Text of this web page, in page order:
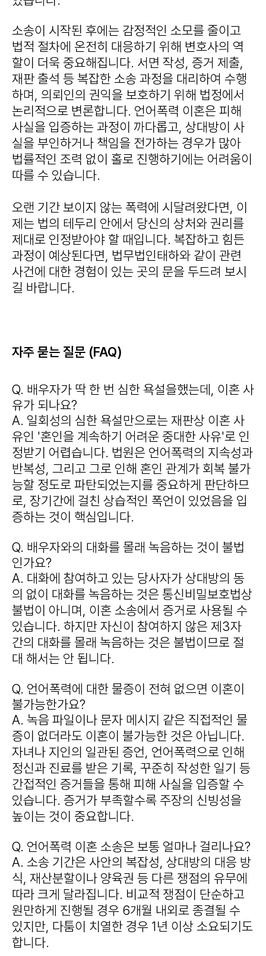
소송이 시작된 후에는 감정적인 소모를 줄이고
법적 절차에 온전히 대응하기 위해 변호사의 역
할이 더욱 중요해집니다. 서면 작성, 증거 제출,
재판 출석 등 복잡한 소송 과정을 대리하여 수행
하며, 의뢰인의 권익을 보호하기 위해 법정에서
논리적으로 변론합니다. 언어폭력 이혼은 피해
사실을 입증하는 과정이 까다롭고, 상대방이 사
실을 부인하거나 책임을 전가하는 경우가 많아
법률적인 조력 없이 홀로 진행하기에는 어려움이
따를 수 있습니다.
오랜 기간 보이지 않는 폭력에 시달려왔다면, 이
제는 법의 테두리 안에서 당신의 상처와 권리를
제대로 인정받아야 할 때입니다. 복잡하고 힘든
과정이 예상된다면, 법무법인태하와 같이 관련
사건에 대한 경험이 있는 곳의 문을 두드려 보시
길 바랍니다.
자주 묻는 질문 (FAQ)
Q. 배우자가 딱 한 번 심한 욕설을했는데, 이혼 사
유가 되나요?
A. 일회성의 심한 욕설만으로는 재판상 이혼 사
유인 '혼인을 계속하기 어려운 중대한 사유'로 인
정받기 어렵습니다. 법원은 언어폭력의 지속성과
반복성, 그리고 그로 인해 혼인 관계가 회복 불가
능할 정도로 파탄되었는지를 중요하게 판단하므
로, 장기간에 걸친 상습적인 폭언이 있었음을 입
증하는 것이 핵심입니다.
Q. 배우자와의 대화를 몰래 녹음하는 것이 불법
인가요?
A. 대화에 참여하고 있는 당사자가 상대방의 동
의 없이 대화를 녹음하는 것은 통신비밀보호법상
불법이 아니며, 이혼 소송에서 증거로 사용될 수
있습니다. 하지만 자신이 참여하지 않은 제3자
간의 대화를 몰래 녹음하는 것은 불법이므로 절
대 해서는 안 됩니다.
Q. 언어폭력에 대한 물증이 전혀 없으면 이혼이
불가능한가요?
A. 녹음 파일이나 문자 메시지 같은 직접적인 물
증이 없더라도 이혼이 불가능한 것은 아닙니다.
자녀나 지인의 일관된 증언, 언어폭력으로 인해
정신과 진료를 받은 기록, 꾸준히 작성한 일기 등
간접적인 증거들을 통해 피해 사실을 입증할 수
있습니다. 증거가 부족할수록 주장의 신빙성을
높이는 것이 중요합니다.
Q. 언어폭력 이혼 소송은 보통 얼마나 걸리나요?
A. 소송 기간은 사안의 복잡성, 상대방의 대응 방
식, 재산분할이나 양육권 등 다른 쟁점의 유무에
따라 크게 달라집니다. 비교적 쟁점이 단순하고
원만하게 진행될 경우 6개월 내외로 종결될 수
있지만, 다툼이 치열한 경우 1년 이상 소요되기도
합니다.